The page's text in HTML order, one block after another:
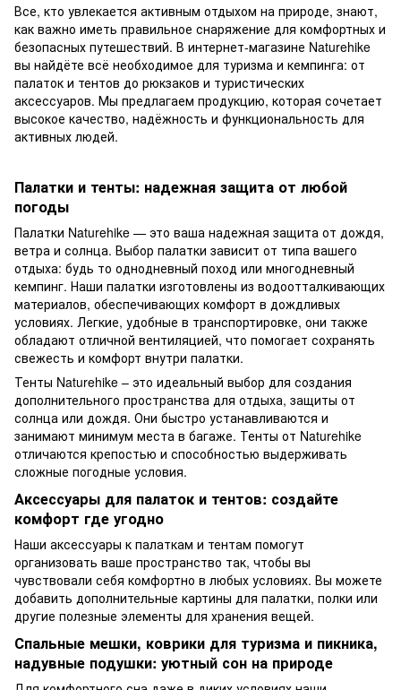
Все, кто увлекается активным отдыхом на природе, знают,
как важно иметь правильное снаряжение для комфортных и
безопасных путешествий. В интернет-магазине Naturehike
вы найдёте всё необходимое для туризма и кемпинга: от
палаток и тентов до рюкзаков и туристических
аксессуаров. Мы предлагаем продукцию, которая сочетает
высокое качество, надёжность и функциональность для
активных людей.
Палатки и тенты: надежная защита от любой
погоды
Палатки Naturehike — это ваша надежная защита от дождя,
ветра и солнца. Выбор палатки зависит от типа вашего
отдыха: будь то однодневный поход или многодневный
кемпинг. Наши палатки изготовлены из водоотталкивающих
материалов, обеспечивающих комфорт в дождливых
условиях. Легкие, удобные в транспортировке, они также
обладают отличной вентиляцией, что помогает сохранять
свежесть и комфорт внутри палатки.
Тенты Naturehike – это идеальный выбор для создания
дополнительного пространства для отдыха, защиты от
солнца или дождя. Они быстро устанавливаются и
занимают минимум места в багаже. Тенты от Naturehike
отличаются крепостью и способностью выдерживать
сложные погодные условия.
Аксессуары для палаток и тентов: создайте
комфорт где угодно
Наши аксессуары к палаткам и тентам помогут
организовать ваше пространство так, чтобы вы
чувствовали себя комфортно в любых условиях. Вы можете
добавить дополнительные картины для палатки, полки или
другие полезные элементы для хранения вещей.
Спальные мешки, коврики для туризма и пикника,
надувные подушки: уютный сон на природе